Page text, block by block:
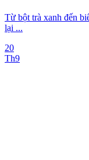
Từ bột trà xanh đến
lại ...
20
Th9